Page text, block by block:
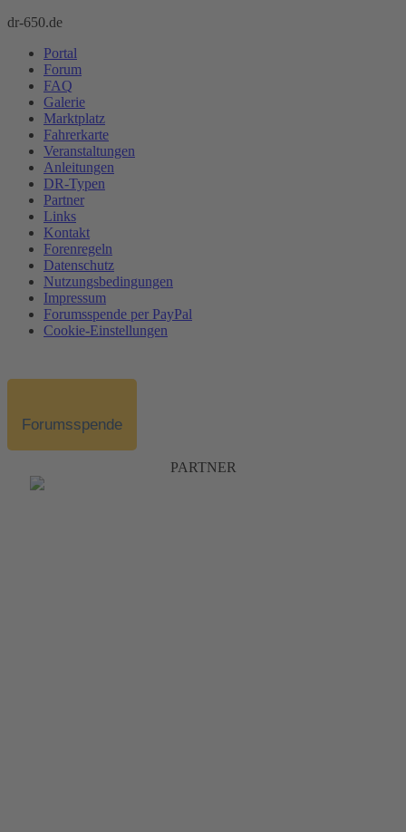
dr-650.de
Portal
Forum
FAQ
Galerie
Marktplatz
Fahrerkarte
Veranstaltungen
Anleitungen
DR-Typen
Partner
Links
Kontakt
Forenregeln
Datenschutz
Nutzungsbedingungen
Impressum
Forumsspende per PayPal
Cookie-Einstellungen
Forumsspende
PARTNER